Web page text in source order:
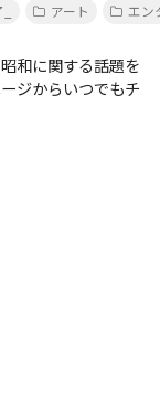
アート エン
和に関する話題を
ジからいつでもチ